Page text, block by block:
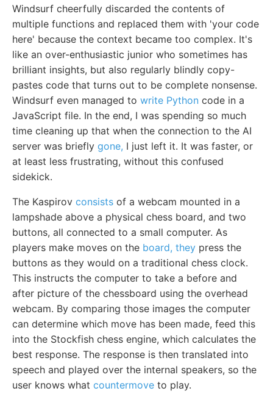
Windsurf cheerfully discarded the contents of
multiple functions and replaced them with 'your code
here' because the context became too complex. It's
like an over-enthusiastic junior who sometimes has
brilliant insights, but also regularly blindly copy-
pastes code that turns out to be complete nonsense.
Windsurf even managed to write Python code in a
JavaScript file. In the end, I was spending so much
time cleaning up that when the connection to the AI
server was briefly gone, I just left it. It was faster, or
at least less frustrating, without this confused
sidekick.
The Kaspirov consists of a webcam mounted in a
lampshade above a physical chess board, and two
buttons, all connected to a small computer. As
players make moves on the board, they press the
buttons as they would on a traditional chess clock.
This instructs the computer to take a before and
after picture of the chessboard using the overhead
webcam. By comparing those images the computer
can determine which move has been made, feed this
into the Stockfish chess engine, which calculates the
best response. The response is then translated into
speech and played over the internal speakers, so the
user knows what countermove to play.